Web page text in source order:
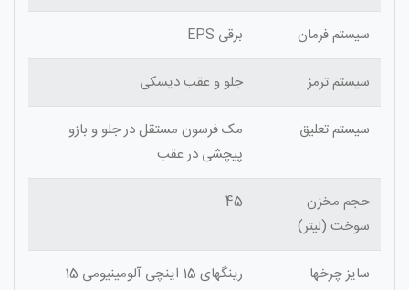
سیستم فرمان برقی EPS
سیستم ترمز جلو و عقب دیسکی
سیستم تعلیق
مک فرسون مستقل در جلو و بازو
پیچشی در عقب
حجم مخزن
سوخت (لیتر)
45
سایز چرخها
رینگهای 15 اینچی آلومینیومی 15